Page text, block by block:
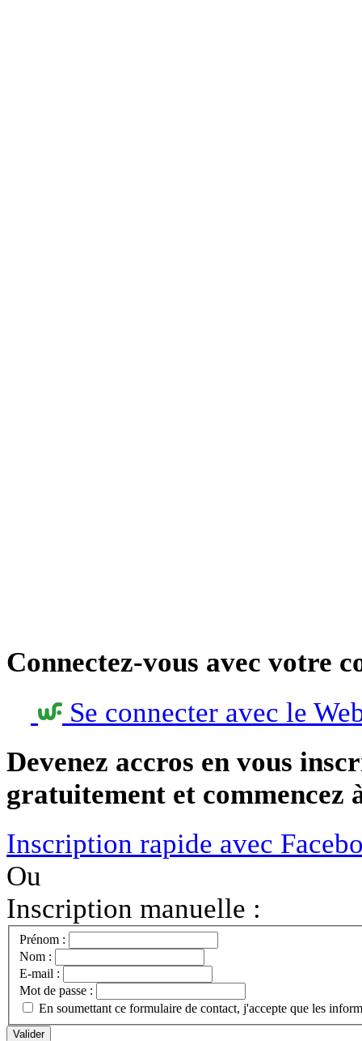
Connectez-vous avec votre
Se connecter avec le
Devenez accros en vous
gratuitement et
Inscription rapide avec
Ou
Inscription manuelle :
Prénom :
Nom :
E-mail :
Mot de passe :
En soumettant ce formulaire de contact, j'accepte que les